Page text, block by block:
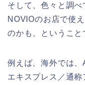
そして、色々と調べ
NOVIOのお店で使
のかも、ということ
例えば、海外では
エキスプレス／通